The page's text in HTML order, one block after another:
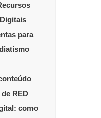
para
RED
como